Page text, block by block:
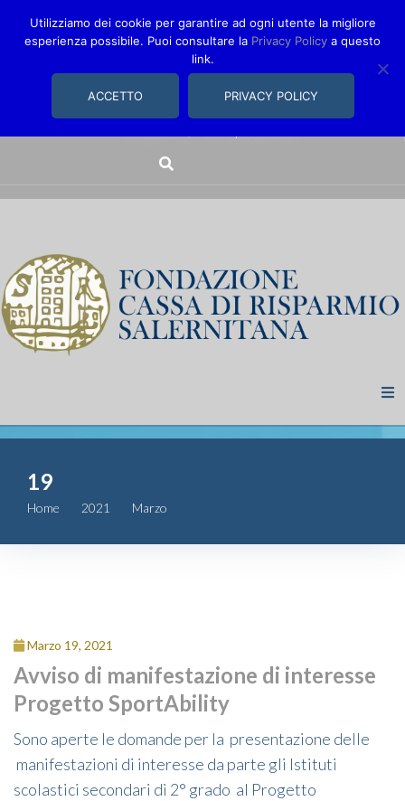
comunica@fondazionecarisal.it089 230611
Fondazione
Attività
Contributi
Complesso
San Michele
19
Home 2021 Marzo
Marzo 19, 2021
Avviso di manifestazione di interesse
Progetto SportAbility
Sono aperte le domande per la presentazione delle
manifestazioni di interesse da parte gli Istituti
scolastici secondari di 2° grado al Progetto
Utilizziamo dei cookie per garantire ad ogni utente la migliore
esperienza possibile. Puoi consultare la Privacy Policy a questo
link.
ACCETTO PRIVACY POLICY